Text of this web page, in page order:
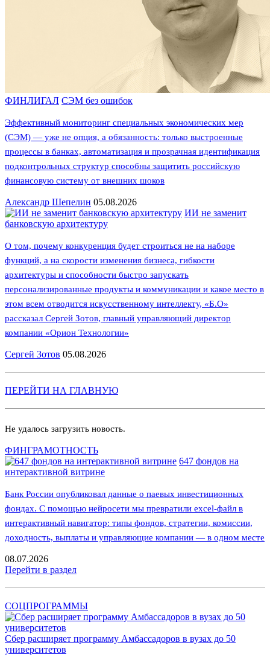
ФИНЛИГАЛ СЭМ без ошибок
Эффективный мониторинг специальных экономических мер
(СЭМ) — уже не опция, а обязанность: только выстроенные
процессы в банках, автоматизация и прозрачная идентификация
подконтрольных структур способны защитить российскую
финансовую систему от внешних шоков
Александр Шепелин 05.08.2026
ИИ не заменит
банковскую архитектуру
О том, почему конкуренция будет строиться не на наборе
функций, а на скорости изменения бизнеса, гибкости
архитектуры и способности быстро запускать
персонализированные продукты и коммуникации и какое место в
этом всем отводится искусственному интеллекту, «Б.О»
рассказал Сергей Зотов, главный управляющий директор
компании «Орион Технологии»
Сергей Зотов 05.08.2026
ПЕРЕЙТИ НА ГЛАВНУЮ
Не удалось загрузить новость.
ФИНГРАМОТНОСТЬ
647 фондов на
интерактивной витрине
Банк России опубликовал данные о паевых инвестиционных
фондах. С помощью нейросети мы превратили excel-файл в
интерактивный навигатор: типы фондов, стратегии, комиссии,
доходность, выплаты и управляющие компании — в одном месте
08.07.2026
Перейти в раздел
СОЦПРОГРАММЫ
Сбер расширяет программу Амбассадоров в вузах до 50
университетов